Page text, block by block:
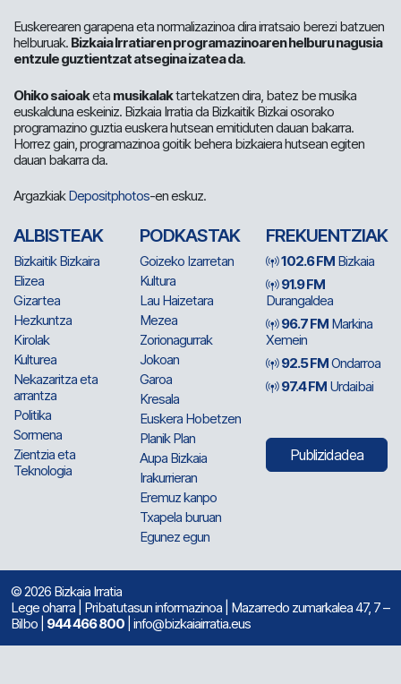
Euskerearen garapena eta normalizazinoa dira irratsaio berezi batzuen
helburuak. Bizkaia Irratiaren programazinoaren helburu nagusia
entzule guztientzat atsegina izatea da.
Ohiko saioaketa musikalaktartekatzen dira, batez be musika
euskalduna eskeiniz. Bizkaia Irratia da Bizkaitik Bizkai osorako
programazino guztia euskera hutsean emitiduten dauan bakarra.
Horrez gain, programazinoa goitik behera bizkaiera hutsean egiten
dauan bakarra da.
ArgazkiakDepositphotos-en eskuz.
ALBISTEAK
Bizkaitik Bizkaira
Elizea
Gizartea
Hezkuntza
Kirolak
Kulturea
Nekazaritza eta
arrantza
Politika
Sormena
Zientzia eta
Teknologia
PODKASTAK
Goizeko Izarretan
Kultura
Lau Haizetara
Mezea
Zorionagurrak
Jokoan
Garoa
Kresala
Euskera Hobetzen
Planik Plan
Aupa Bizkaia
Irakurrieran
Eremuz kanpo
Txapela buruan
Egunez egun
FREKUENTZIAK
102.6 FM Bizkaia
91.9 FM
Durangaldea
96.7 FM Markina
Xemein
92.5 FMOndarroa
97.4 FM Urdaibai
Publizidadea
© 2026 Bizkaia Irratia
Lege oharra Pribatutasun informazinoa | Mazarredo zumarkalea 47, 7 –
Bilbo | 944 466 800 | info@bizkaiairratia.eus